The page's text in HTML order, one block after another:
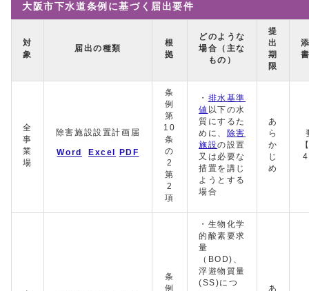
大阪市下水道条例に基づく届出要件
対
象
届出の種類
根
拠
どのような
場合（主な
もの）
提
出
期
限
全
事
業
場
除害施設設置計画届
Word Excel PDF
条
例
第
10
条
の
2
第
2
項
・ 排水基準
値 以下の水
質にするた
めに、 除害
施設の設置
又は必要な
措置を講じ
ようとする
場合
あ
ら
か
じ
め
条
例
・生物化学
的酸素要求
量
（BOD)、
浮遊物質量
(SS)につ
あ